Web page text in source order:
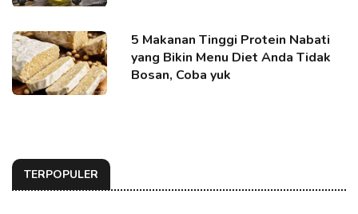
5 Makanan Tinggi Protein Nabati
yang Bikin Menu Diet Anda Tidak
Bosan, Coba yuk
TERPOPULER